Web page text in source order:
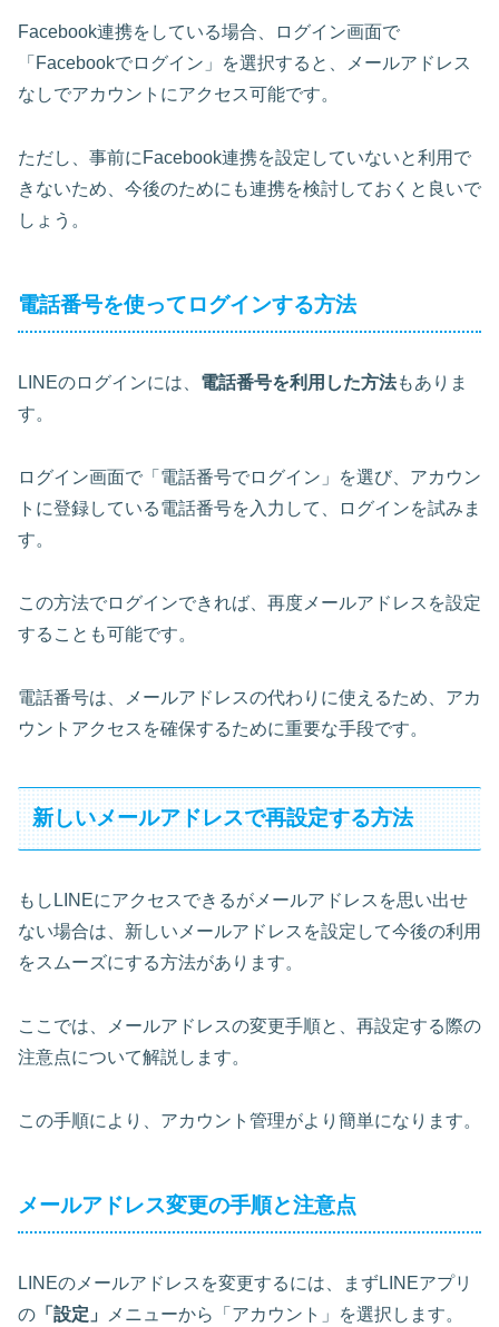
Facebook連携をしている場合、ログイン画面で
「Facebookでログイン」を選択すると、メールアドレス
なしでアカウントにアクセス可能です。
ただし、事前にFacebook連携を設定していないと利用で
きないため、今後のためにも連携を検討しておくと良いで
しょう。
電話番号を使ってログインする方法
LINEのログインには、 電話番号を利用した方法もありま
す。
ログイン画面で「電話番号でログイン」を選び、アカウン
トに登録している電話番号を入力して、ログインを試みま
す。
この方法でログインできれば、再度メールアドレスを設定
することも可能です。
電話番号は、メールアドレスの代わりに使えるため、 アカ
ウントアクセスを確保するために重要な手段です。
新しいメールアドレスで再設定する方法
もしLINEにアクセスできるがメールアドレスを思い出せ
ない場合は、新しいメールアドレスを設定して今後の利用
をスムーズにする方法があります。
ここでは、メールアドレスの変更手順と、再設定する際の
注意点について解説します。
この手順により、アカウント管理がより簡単になります。
メールアドレス変更の手順と注意点
LINEのメールアドレスを変更するには、まずLINEアプリ
の 「設定」 メニューから「アカウント」を選択します。